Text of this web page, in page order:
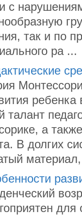
с
так и по
ра ...
талант
а
В долгих
для